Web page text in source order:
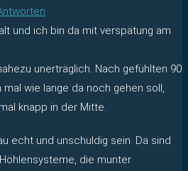
und ich bin da mit verspätung am
unerträglich. Nach gefühlten 90
wie lange da noch gehen soll,
knapp in der Mitte.
echt und unschuldig sein. Da sind
die munter